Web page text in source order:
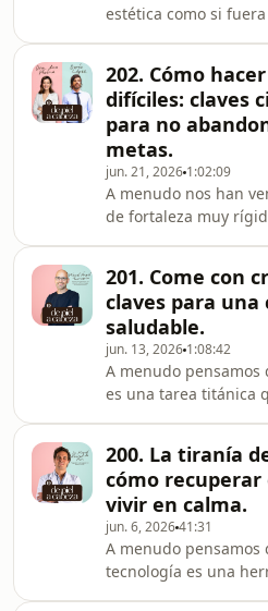
alerta. 🧠En este
De Piel a Cabeza,
la reumatología del sig
estética como si
aplicados a la vida
embargo la
estética no busca
de forma artificial
diagnóstico global
anatomía facial, el
óseo y la psicología
🧠En este nu
202. Cómo
difíciles: claves
para no
metas.
jun. 21, 2026 1:02:09
A menudo nos han
de fortaleza muy
cualquier tipo de
capa de disciplina.
embargo la ciencia del
comportamiento
modelo no es fuerza
disfrazado de
una profunda
este nuevo episodio
201. Come con
claves para una
saludable.
jun. 13, 2026 1:08:42
A menudo pensamos
es una tarea titánica
material radiactivo
supermercado.
hemos tenido tanta
alimentación a
la realidad es que
estado tan
mensajes de
200. La tiranía
cómo
vivir en calma.
jun. 6, 202641:31
A menudo pensamos
tecnología es una